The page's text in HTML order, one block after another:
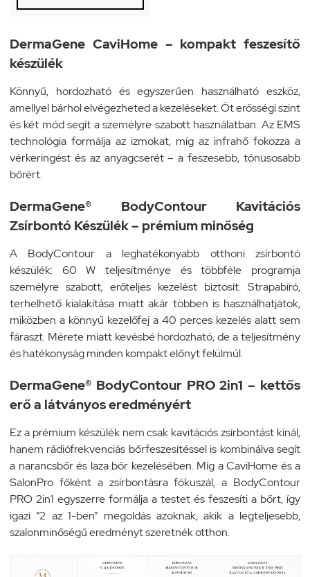
DermaGene CaviHome – kompakt feszesítő
készülék
Könnyű, hordozható és egyszerűen használható eszköz,
amellyel bárhol elvégezheted a kezeléseket. Öt erősségi szint
és két mód segít a személyre szabott használatban. Az EMS
technológia formálja az izmokat, míg az infrahő fokozza a
vérkeringést és az anyagcserét – a feszesebb, tónusosabb
bőrért.
DermaGene® BodyContour Kavitációs
Zsírbontó Készülék – prémium minőség
A BodyContour a leghatékonyabb otthoni zsírbontó
készülék: 60 W teljesítménye és többféle programja
személyre szabott, erőteljes kezelést biztosít. Strapabíró,
terhelhető kialakítása miatt akár többen is használhatjátok,
miközben a könnyű kezelőfej a 40 perces kezelés alatt sem
fáraszt. Mérete miatt kevésbé hordozható, de a teljesítmény
és hatékonyság minden kompakt előnyt felülmúl.
DermaGene® BodyContour PRO 2in1 – kettős
erő a látványos eredményért
Ez a prémium készülék nem csak kavitációs zsírbontást kínál,
hanem rádiófrekvenciás bőrfeszesítéssel is kombinálva segít
a narancsbőr és laza bőr kezelésében. Míg a CaviHome és a
SalonPro főként a zsírbontásra fókuszál, a BodyContour
PRO 2in1 egyszerre formálja a testet és feszesíti a bőrt, így
igazi “2 az 1-ben” megoldás azoknak, akik a legteljesebb,
szalonminőségű eredményt szeretnék otthon.